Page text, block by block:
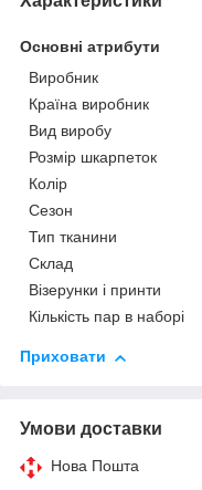
Основні атрибути
Виробник
Країна виробник
Вид виробу
Розмір шкарпеток
Колір
Сезон
Тип тканини
Склад
Візерунки і принти
Кількість пар в наборі
Приховати
Умови доставки
Нова Пошта